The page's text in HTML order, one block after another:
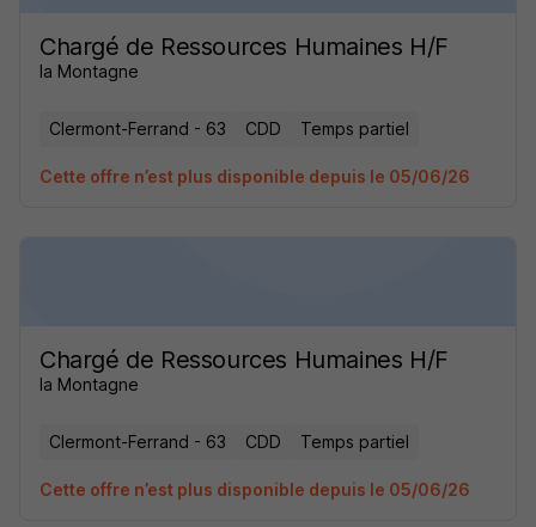
Chargé de Ressources Humaines H/F
la Montagne
Clermont-Ferrand - 63 CDD Temps partiel
Cette offre n’est plus disponible depuis le 05/06/26
Chargé de Ressources Humaines H/F
la Montagne
Clermont-Ferrand - 63 CDD Temps partiel
Cette offre n’est plus disponible depuis le 05/06/26